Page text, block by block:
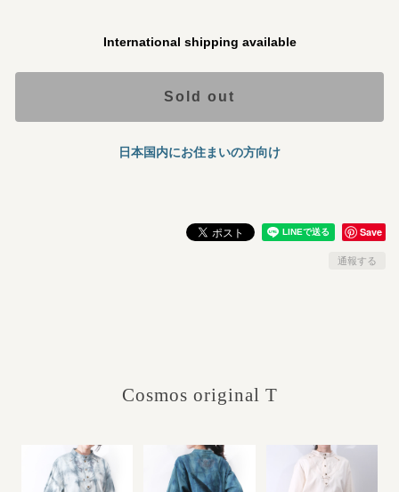
International shipping available
Sold out
日本国内にお住まいの方向け
Save
通報する
Cosmos original T